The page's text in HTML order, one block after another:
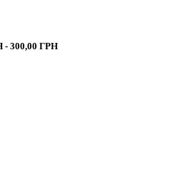
300,00 ГРН